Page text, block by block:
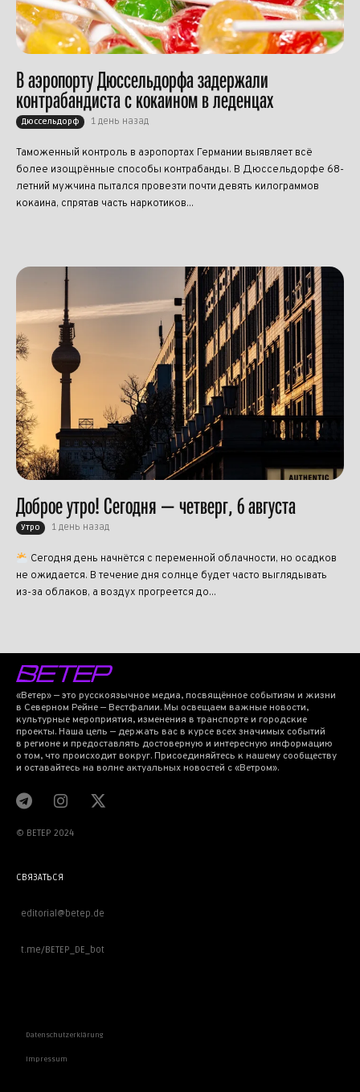
В аэропорту Дюссельдорфа задержали
контрабандиста с кокаином в леденцах
Дюссельдорф 1 день назад
Таможенный контроль в аэропортах Германии выявляет всё
более изощрённые способы контрабанды. В Дюссельдорфе 68-
летний мужчина пытался провезти почти девять килограммов
кокаина, спрятав часть наркотиков...
Доброе утро! Сегодня — четверг, 6 августа
Утро 1 день назад
Сегодня день начнётся с переменной облачности, но осадков
не ожидается. В течение дня солнце будет часто выглядывать
из-за облаков, а воздух прогреется до...
«Ветер» — это русскоязычное медиа, посвящённое событиям и жизни
в Северном Рейне — Вестфалии. Мы освещаем важные новости,
культурные мероприятия, изменения в транспорте и городские
проекты. Наша цель — держать вас в курсе всех значимых событий
в регионе и предоставлять достоверную и интересную информацию
о том, что происходит вокруг. Присоединяйтесь к нашему сообществу
и оставайтесь на волне актуальных новостей с «Ветром».
© BETEP 2024
СВЯЗАТЬСЯ
editorial@betep.de
t.me/BETEP_DE_bot
Datenschutzerklärung
Impressum